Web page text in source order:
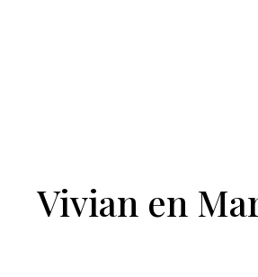
Vivian en